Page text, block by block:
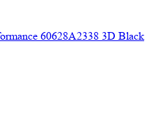
60628A2338 3D Black